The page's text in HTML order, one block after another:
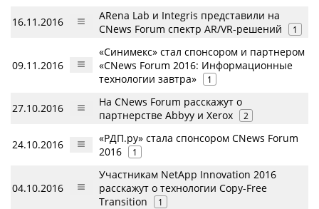
16.11.2016
ARena Lab и Integris представили на
CNews Forum спектр AR/VR-решений
1
09.11.2016
«Синимекс» стал спонсором и партнером
«CNews Forum 2016: Информационные
технологии завтра»
1
27.10.2016
На CNews Forum расскажут о
партнерстве Abbyy и Xerox
2
24.10.2016
«РДП.ру» стала спонсором CNews Forum
2016
1
04.10.2016
Участникам NetApp Innovation 2016
расскажут о технологии Copy-Free
Transition
1